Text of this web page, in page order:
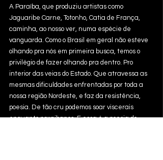
A Paraíba, que produziu artistas como
Jaguaribe Carne, Totonho, Catia de França,
caminha, ao nosso ver, numa espécie de
vanguarda. Como o Brasil em geral não esteve
olhando pra nós em primeira busca, temos o
privilégio de fazer olhando pra dentro. Pro
interior das veias do Estado. Que atravessa as
mesmas dificuldades enfrentadas por toda a
nossa região Nordeste, e faz da resistência,
poesia. De tão cru podemos soar viscerais
enquanto paraibanos. E essa é a poesia do